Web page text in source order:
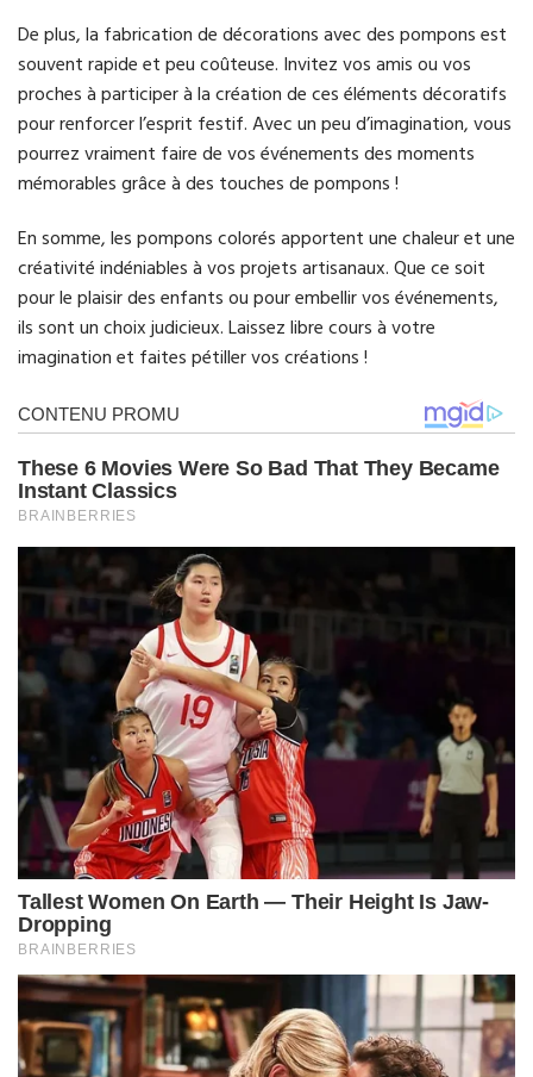
De plus, la fabrication de décorations avec des pompons est
souvent rapide et peu coûteuse. Invitez vos amis ou vos
proches à participer à la création de ces éléments décoratifs
pour renforcer l’esprit festif. Avec un peu d’imagination, vous
pourrez vraiment faire de vos événements des moments
mémorables grâce à des touches de pompons !
En somme, les pompons colorés apportent une chaleur et une
créativité indéniables à vos projets artisanaux. Que ce soit
pour le plaisir des enfants ou pour embellir vos événements,
ils sont un choix judicieux. Laissez libre cours à votre
imagination et faites pétiller vos créations !